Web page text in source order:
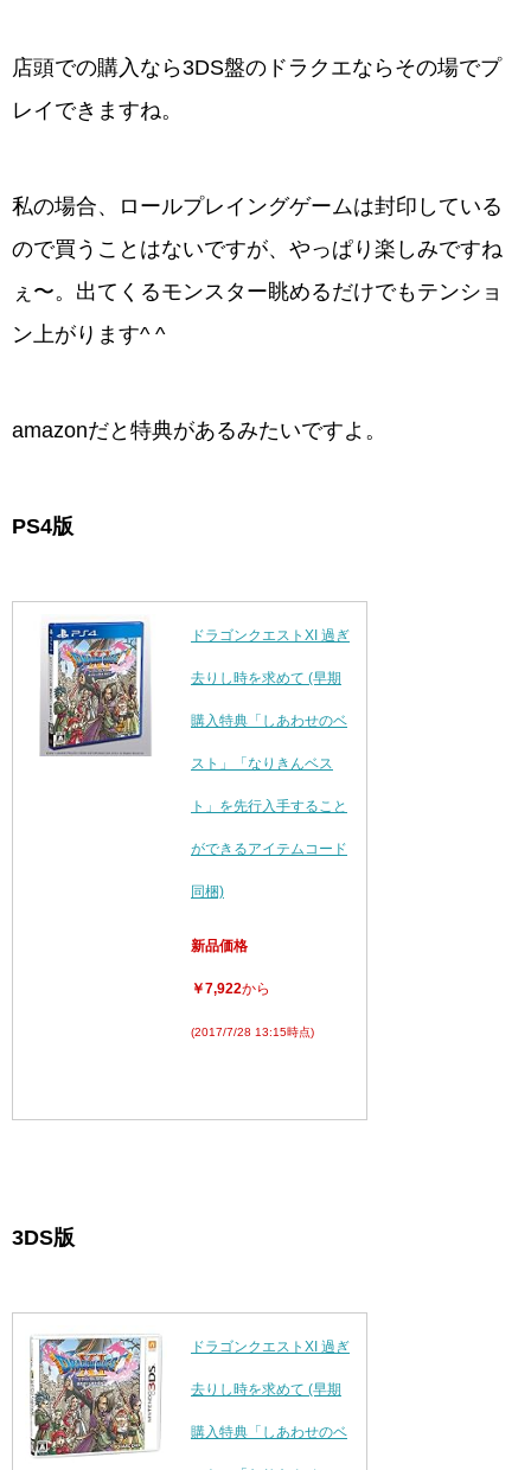
店頭での購入なら3DS盤のドラクエならその場でプ
レイできますね。
私の場合、ロールプレイングゲームは封印している
ので買うことはないですが、やっぱり楽しみですね
ぇ〜。出てくるモンスター眺めるだけでもテンショ
ン上がります^ ^
amazonだと特典があるみたいですよ。
PS4版
ドラゴンクエストXI 過ぎ
去りし時を求めて (早期
購入特典「しあわせのベ
スト」「なりきんベス
ト」を先行入手すること
ができるアイテムコード
同梱)
新品価格
￥7,922から
(2017/7/28 13:15時点)
3DS版
ドラゴンクエストXI 過ぎ
去りし時を求めて (早期
購入特典「しあわせのベ